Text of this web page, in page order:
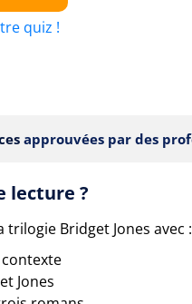
quiz !
approuvées par des
lecture ?
Bridget Jones avec :
Jones